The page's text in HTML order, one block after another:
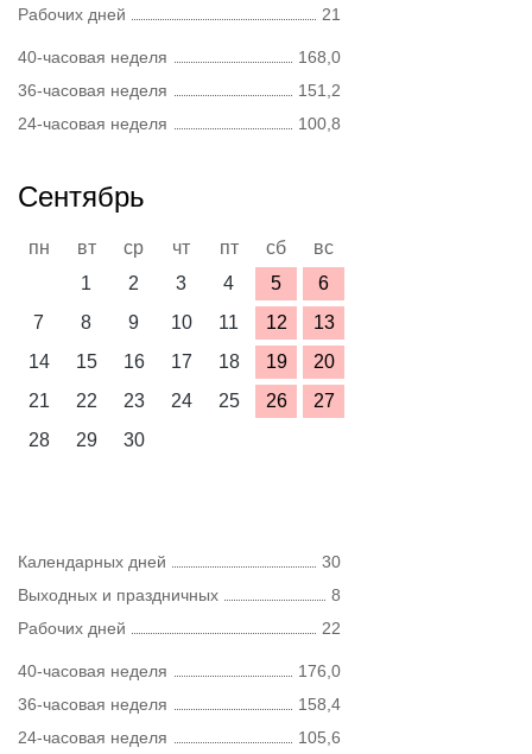
Рабочих дней
21
40-часовая неделя
168,0
36-часовая неделя
151,2
24-часовая неделя
100,8
Сентябрь
пн вт ср чт пт сб
вс
1
2 3 4 5
6
7
8 9 10 11 12
13
14
15 16 17 18 19
20
21
22 23 24 25 26
27
28
29 30
Календарных дней
30
Выходных и праздничных
8
Рабочих дней
22
40-часовая неделя
176,0
36-часовая неделя
158,4
24-часовая неделя
105,6